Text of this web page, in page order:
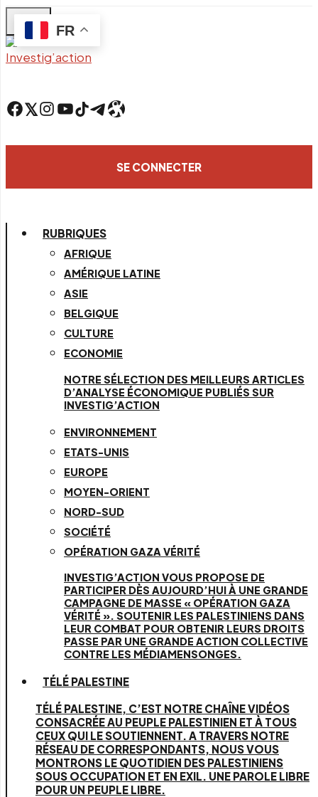
Skip
to
main
Facebook Twitter Instagram YouTube TikTok TelegramLien
SE CONNECTER
RUBRIQUES
AFRIQUE
AMÉRIQUE LATINE
ASIE
BELGIQUE
CULTURE
ECONOMIE
NOTRE SÉLECTION DES MEILLEURS ARTICLES
D’ANALYSE ÉCONOMIQUE PUBLIÉS SUR
INVESTIG’ACTION
ENVIRONNEMENT
ETATS-UNIS
EUROPE
MOYEN-ORIENT
NORD-SUD
SOCIÉTÉ
OPÉRATION GAZA VÉRITÉ
INVESTIG’ACTION VOUS PROPOSE DE
PARTICIPER DÈS AUJOURD’HUI À UNE GRANDE
CAMPAGNE DE MASSE « OPÉRATION GAZA
VÉRITÉ ». SOUTENIR LES PALESTINIENS DANS
LEUR COMBAT POUR OBTENIR LEURS DROITS
PASSE PAR UNE GRANDE ACTION COLLECTIVE
CONTRE LES MÉDIAMENSONGES.
TÉLÉ PALESTINE
TÉLÉ PALESTINE, C’EST NOTRE CHAÎNE VIDÉOS
CONSACRÉE AU PEUPLE PALESTINIEN ET À TOUS
CEUX QUI LE SOUTIENNENT. A TRAVERS NOTRE
RÉSEAU DE CORRESPONDANTS, NOUS VOUS
MONTRONS LE QUOTIDIEN DES PALESTINIENS
SOUS OCCUPATION ET EN EXIL. UNE PAROLE LIBRE
POUR UN PEUPLE LIBRE.
FR